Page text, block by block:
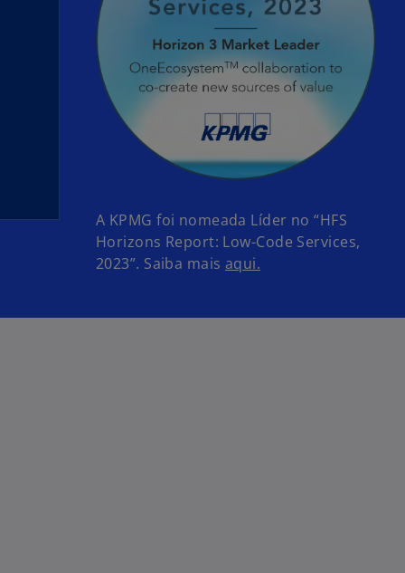
A KPMG foi nomeada Líder no “HFS
Horizons Report: Low-Code Services,
2023”. Saiba mais aqui.